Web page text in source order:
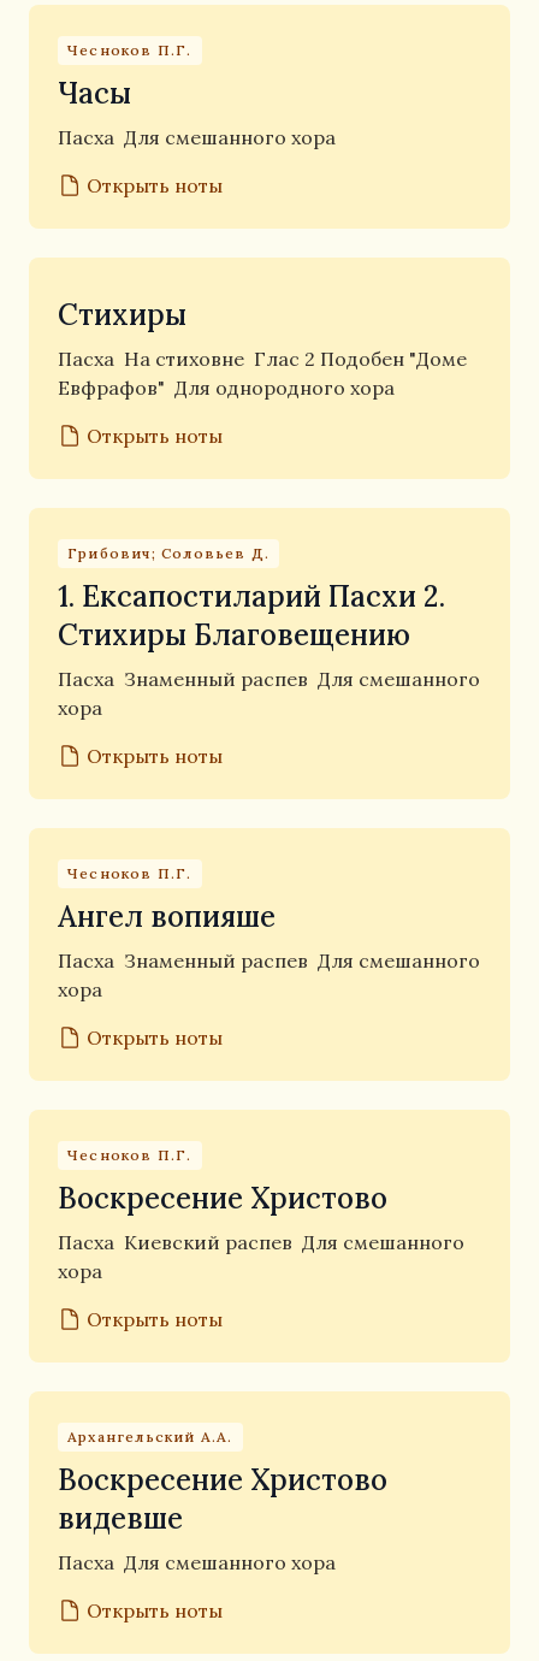
Чесноков П.Г.
Часы
Пасха Для смешанного хора
Открыть ноты
Стихиры
Пасха На стиховне Глас 2 Подобен "Доме
Евфрафов" Для однородного хора
Открыть ноты
Грибович; Соловьев Д.
1. Ексапостиларий Пасхи 2.
Стихиры Благовещению
Пасха Знаменный распев Для смешанного
хора
Открыть ноты
Чесноков П.Г.
Ангел вопияше
Пасха Знаменный распев Для смешанного
хора
Открыть ноты
Чесноков П.Г.
Воскресение Христово
Пасха Киевский распев Для смешанного
хора
Открыть ноты
Архангельский А.А.
Воскресение Христово
видевше
Пасха Для смешанного хора
Открыть ноты